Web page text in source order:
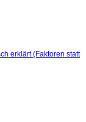
erklärt (Faktoren statt